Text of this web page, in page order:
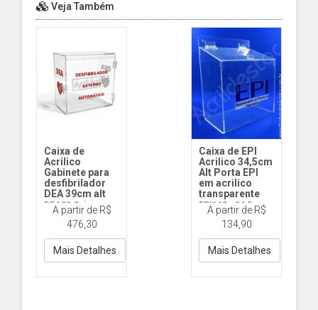
Veja Também
Caixa de
Acrilico
Gabinete para
desfibrilador
DEA 39cm alt
DEA39 Caixa
Acrilico 39cm Alt
x 4mm Espes
A partir de R$
476,30
Mais Detalhes
Caixa de EPI
Acrilico 34,5cm
Alt Porta EPI
em acrilico
transparente
EPI162 - 34,5cm
AltA partir de R$
134,90
Mais Detalhes